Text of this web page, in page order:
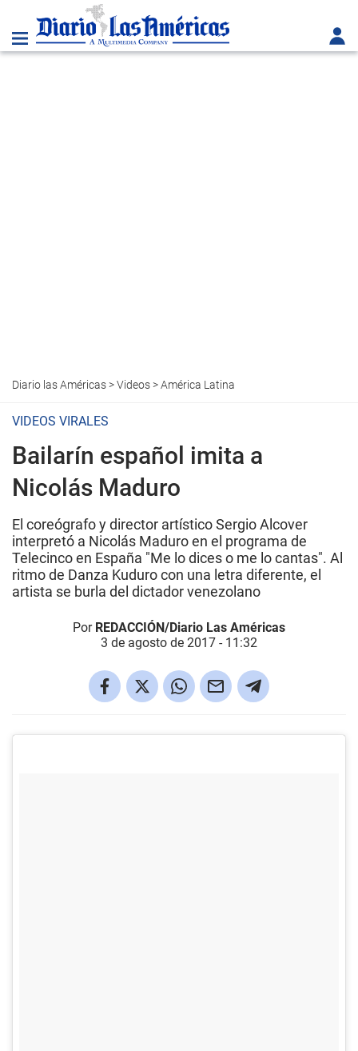
Diario las Américas>Videos>América Latina
VIDEOS VIRALES
Bailarín español imita a
Nicolás Maduro
El coreógrafo y director artístico Sergio Alcover
interpretó a Nicolás Maduro en el programa de
Telecinco en España "Me lo dices o me lo cantas". Al
ritmo de Danza Kuduro con una letra diferente, el
artista se burla del dictador venezolano
Por REDACCIÓN/Diario Las Américas
3 de agosto de 2017 - 11:32